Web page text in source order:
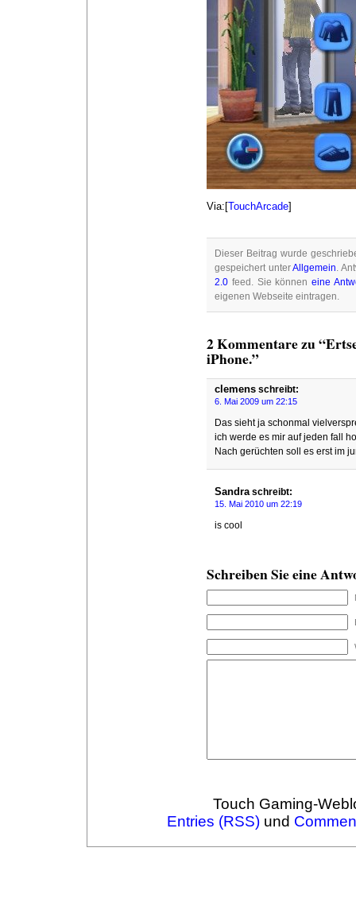
Via:[TouchArcade]
Dieser Beitrag wurde
gespeichert unterAllgemein.
2.0 feed. Sie könneneine
eigenen Webseite eintragen.
2 Kommentare zu
iPhone.”
clemens schreibt:
6. Mai 2009 um 22:15
Das sieht ja schonmal
ich werde es mir auf jeden fall
Nach gerüchten soll es erst im
Sandraschreibt:
15. Mai 2010 um 22:19
is cool
Schreiben Sie eine
Touch Gaming-
Entries (RSS)und